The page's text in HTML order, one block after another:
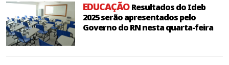
EDUCAÇÃOResultados do Ideb
2025 serão apresentados pelo
Governo do RN nesta quarta-feira